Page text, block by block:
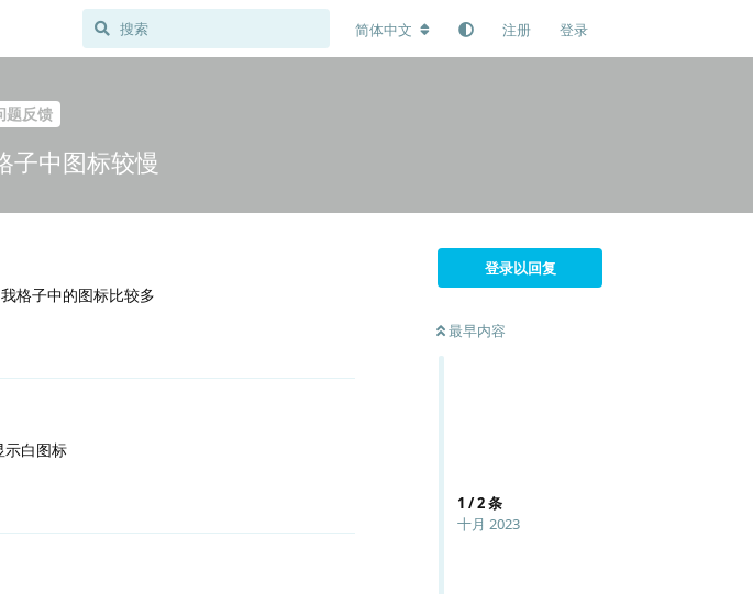
简体中文 注册 登录
题反馈
子中图标较慢
登录以回复
最早内容
1 /2条
十月 2023
格子中的图标比较多
示白图标